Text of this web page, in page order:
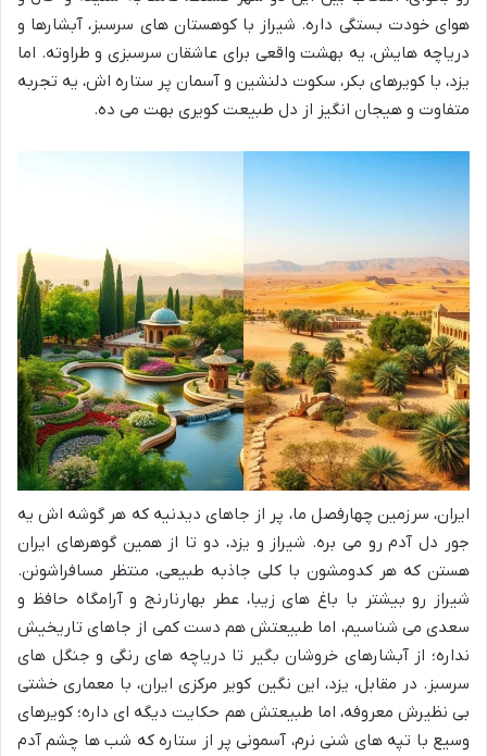
هوای خودت بستگی داره. شیراز با کوهستان های سرسبز، آبشارها و
دریاچه هایش، یه بهشت واقعی برای عاشقان سرسبزی و طراوته. اما
یزد، با کویرهای بکر، سکوت دلنشین و آسمان پر ستاره اش، یه تجربه
متفاوت و هیجان انگیز از دل طبیعت کویری بهت می ده.
ایران، سرزمین چهارفصل ما، پر از جاهای دیدنیه که هر گوشه اش یه
جور دل آدم رو می بره. شیراز و یزد، دو تا از همین گوهرهای ایران
هستن که هر کدومشون با کلی جاذبه طبیعی، منتظر مسافراشونن.
شیراز رو بیشتر با باغ های زیبا، عطر بهارنارنج و آرامگاه حافظ و
سعدی می شناسیم، اما طبیعتش هم دست کمی از جاهای تاریخیش
نداره؛ از آبشارهای خروشان بگیر تا دریاچه های رنگی و جنگل های
سرسبز. در مقابل، یزد، این نگین کویر مرکزی ایران، با معماری خشتی
بی نظیرش معروفه، اما طبیعتش هم حکایت دیگه ای داره؛ کویرهای
وسیع با تپه های شنی نرم، آسمونی پر از ستاره که شب ها چشم آدم